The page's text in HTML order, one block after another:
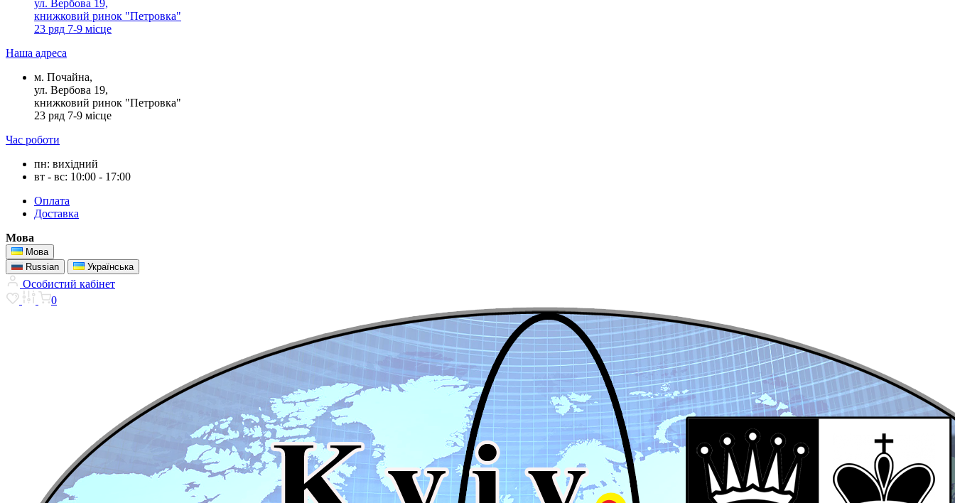
ул. Вербова 19,
книжковий ринок "Петровка"
23 ряд 7-9 місце
Наша адреса
м. Почайна,
ул. Вербова 19,
книжковий ринок "Петровка"
23 ряд 7-9 місце
Час роботи
пн: вихідний
вт - вс: 10:00 - 17:00
Оплата
Доставка
Мова
Мова
Russian
Українська
Особистий кабінет
0